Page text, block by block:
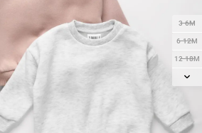
3-6M
6-12M
12-18M
18-24M
3Y
4Y